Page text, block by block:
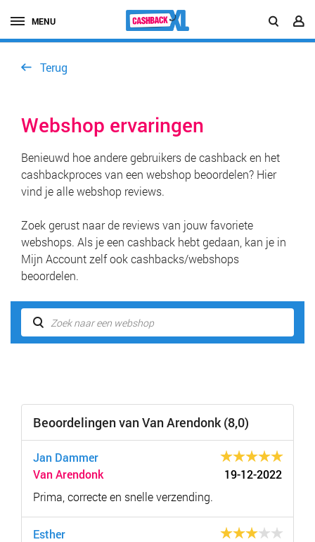
MENU
Terug
Webshop ervaringen
Benieuwd hoe andere gebruikers de cashback en het
cashbackproces van een webshop beoordelen? Hier
vind je alle webshop reviews.
Zoek gerust naar de reviews van jouw favoriete
webshops. Als je een cashback hebt gedaan, kan je in
Mijn Account zelf ook cashbacks/webshops
beoordelen.
Beoordelingen van Van Arendonk (8,0)
Jan Dammer
Van Arendonk
19-12-2022
Prima, correcte en snelle verzending.
Esther